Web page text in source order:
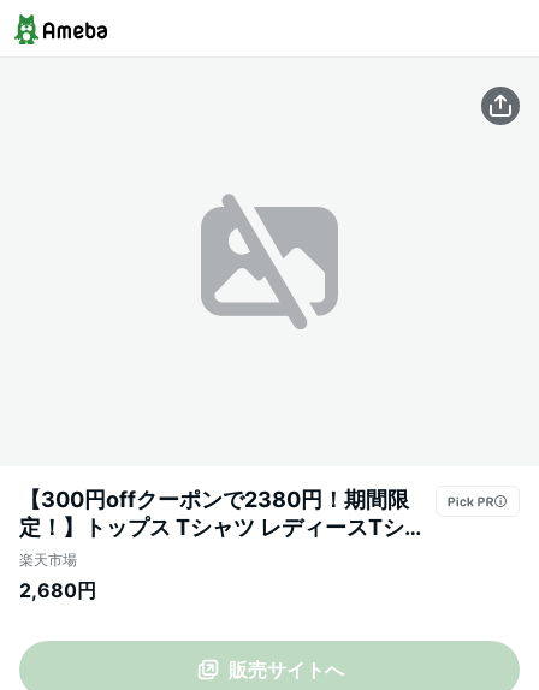
【300円offクーポンで2380円！期間限
定！】トップス Tシャツ レディースTシャ
ツ 春夏新作 綿麻 ブラウス 薄手 体型カバー
ゆったり 半袖 お出かけ シンプル 大人トッ
シャレ 可愛い 女性 上品 カジュアル
楽天市場
2,680円
販売サイトへ